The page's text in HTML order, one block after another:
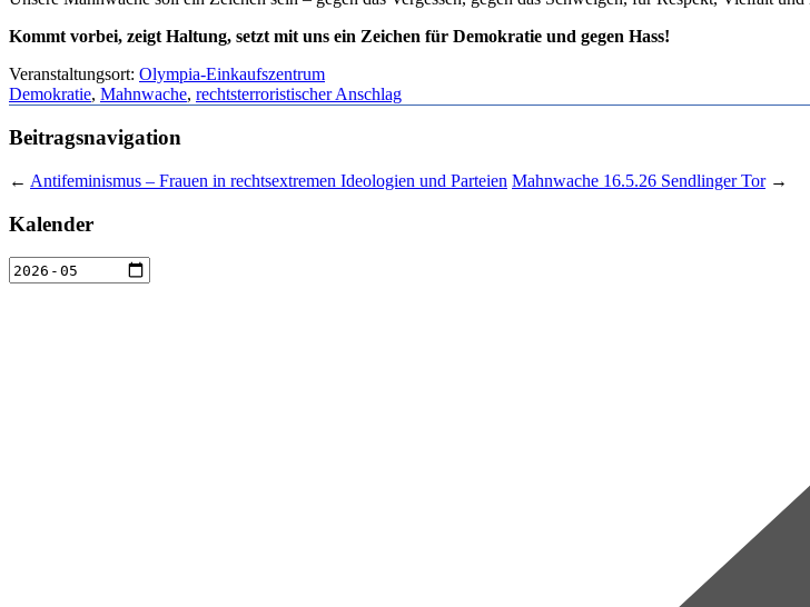
Kommt vorbei, zeigt Haltung, setzt mit uns ein Zeichen für Demokratie und gegen Hass!
Veranstaltungsort: Olympia-Einkaufszentrum
Demokratie, Mahnwache, rechtsterroristischer Anschlag
Beitragsnavigation
← Antifeminismus – Frauen in rechtsextremen Ideologien und Parteien Mahnwache 16.5.26 Sendlinger Tor→
Kalender